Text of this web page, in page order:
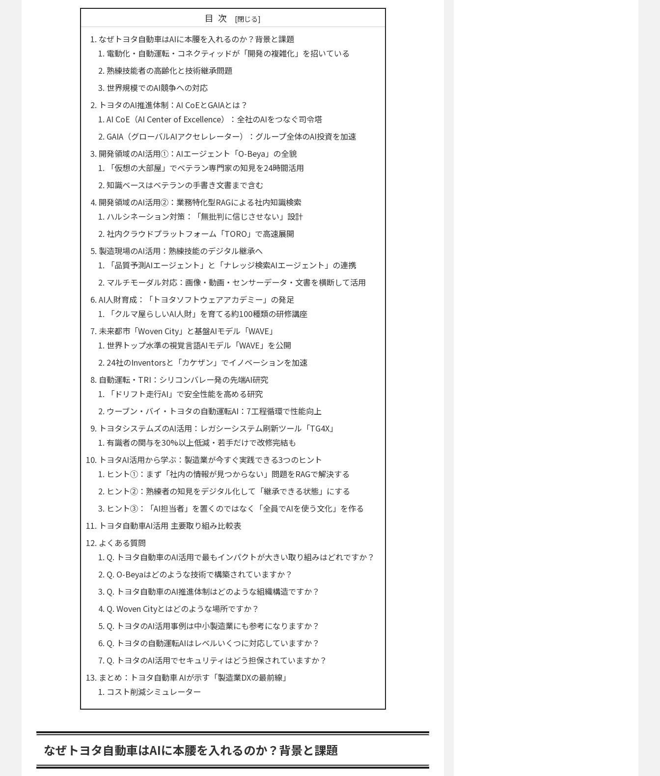
目次
なぜトヨタ自動車はAIに本腰を入れるのか？背景と課題
電動化・自動運転・コネクティッドが「開発の複雑化」を招いている
熟練技能者の高齢化と技術継承問題
世界規模でのAI競争への対応
トヨタのAI推進体制：AI CoEとGAIAとは？
AI CoE（AI Center of Excellence）：全社のAIをつなぐ司令塔
GAIA（グローバルAIアクセレレーター）：グループ全体のAI投資を加速
開発領域のAI活用①：AIエージェント「O-Beya」の全貌
「仮想の大部屋」でベテラン専門家の知見を24時間活用
知識ベースはベテランの手書き文書まで含む
開発領域のAI活用②：業務特化型RAGによる社内知識検索
ハルシネーション対策：「無批判に信じさせない」設計
社内クラウドプラットフォーム「TORO」で高速展開
製造現場のAI活用：熟練技能のデジタル継承へ
「品質予測AIエージェント」と「ナレッジ検索AIエージェント」の連携
マルチモーダル対応：画像・動画・センサーデータ・文書を横断して活用
AI人財育成：「トヨタソフトウェアアカデミー」の発足
「クルマ屋らしいAI人財」を育てる約100種類の研修講座
未来都市「Woven City」と基盤AIモデル「WAVE」
世界トップ水準の視覚言語AIモデル「WAVE」を公開
24社のInventorsと「カケザン」でイノベーションを加速
自動運転・TRI：シリコンバレー発の先端AI研究
「ドリフト走行AI」で安全性能を高める研究
ウーブン・バイ・トヨタの自動運転AI：7工程循環で性能向上
トヨタシステムズのAI活用：レガシーシステム刷新ツール「TG4X」
有識者の関与を30%以上低減・若手だけで改修完結も
トヨタAI活用から学ぶ：製造業が今すぐ実践できる3つのヒント
ヒント①：まず「社内の情報が見つからない」問題をRAGで解決する
ヒント②：熟練者の知見をデジタル化して「継承できる状態」にする
ヒント③：「AI担当者」を置くのではなく「全員でAIを使う文化」を作る
トヨタ自動車AI活用 主要取り組み比較表
よくある質問
Q. トヨタ自動車のAI活用で最もインパクトが大きい取り組みはどれですか？
Q. O-Beyaはどのような技術で構築されていますか？
Q. トヨタ自動車のAI推進体制はどのような組織構造ですか？
Q. Woven Cityとはどのような場所ですか？
Q. トヨタのAI活用事例は中小製造業にも参考になりますか？
Q. トヨタの自動運転AIはレベルいくつに対応していますか？
Q. トヨタのAI活用でセキュリティはどう担保されていますか？
まとめ：トヨタ自動車 AIが示す「製造業DXの最前線」
コスト削減シミュレーター
なぜトヨタ自動車はAIに本腰を入れるのか？背景と課題